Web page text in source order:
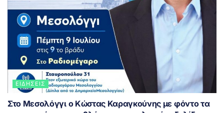
ΕΙΔΉΣΕΙΣ
Στο Μεσολόγγι ο Κώστας Καραγκούνης με φόντο τα